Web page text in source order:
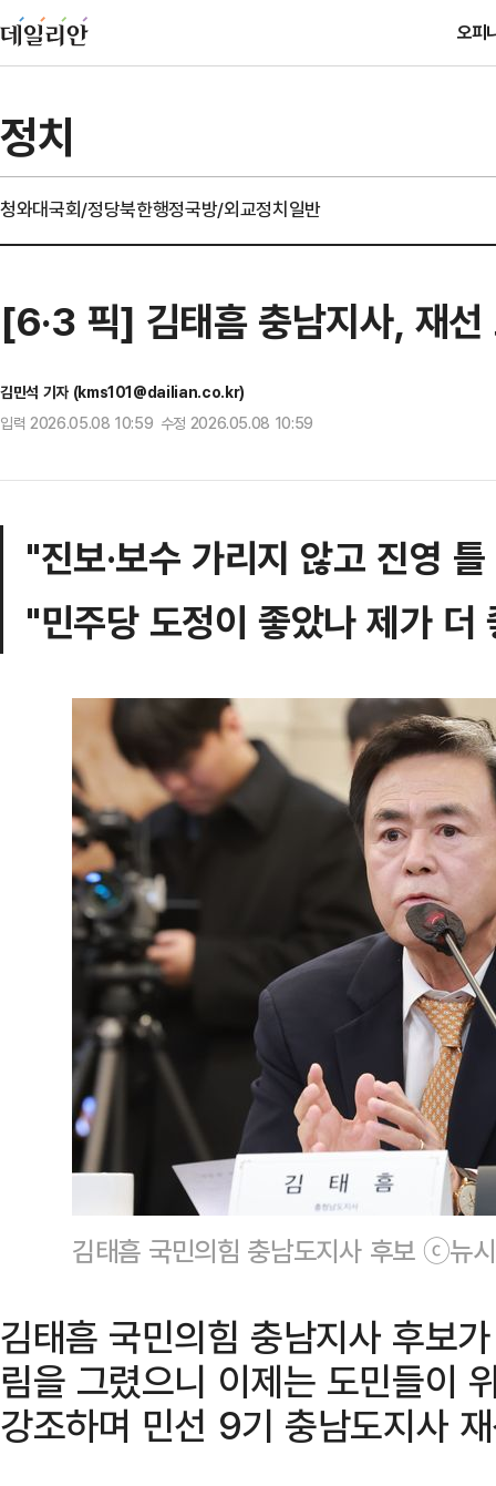
오피
정치
청와대국회/정당북한행정국방/외교정치일반
[6·3 픽] 김태흠 충남지사, 재
김민석 기자 (kms101@dailian.co.kr)
입력 2026.05.08 10:59 수정 2026.05.08 10:59
"진보·보수 가리지 않고 진영
"민주당 도정이 좋았나 제가 더
김태흠 국민의힘 충남도지사 후보 ⓒ뉴
김태흠 국민의힘 충남지사 후보
림을 그렸으니 이제는 도민들이
강조하며 민선 9기 충남도지사